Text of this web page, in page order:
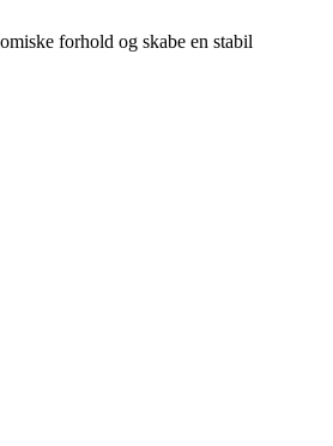
forhold og skabe en stabil